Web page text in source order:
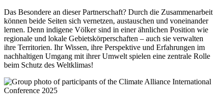
Das Besondere an dieser Partnerschaft? Durch die Zusammenarbeit
können beide Seiten sich vernetzen, austauschen und voneinander
lernen. Denn indigene Völker sind in einer ähnlichen Position wie
regionale und lokale Gebietskörperschaften – auch sie verwalten
ihre Territorien. Ihr Wissen, ihre Perspektive und Erfahrungen im
nachhaltigen Umgang mit ihrer Umwelt spielen eine zentrale Rolle
beim Schutz des Weltklimas!